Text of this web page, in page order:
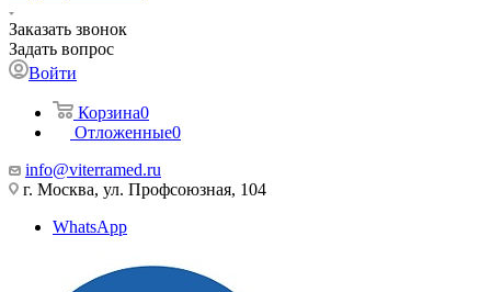
Заказать звонок
Задать вопрос
Войти
Корзина0
Отложенные0
info@viterramed.ru
г. Москва, ул. Профсоюзная, 104
WhatsApp